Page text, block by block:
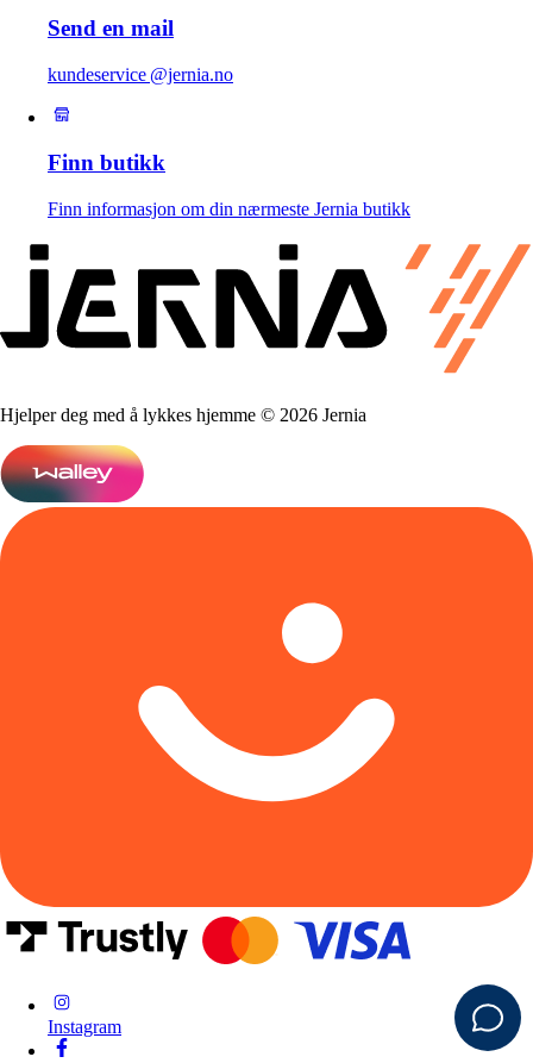
Send en mail
kundeservice @jernia.no
Finn butikk
Finn informasjon om din nærmeste Jernia butikk
Hjelper deg med å lykkes hjemme © 2026 Jernia
Instagram